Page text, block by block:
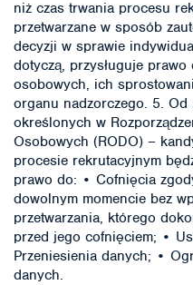
niż czas trwania procesu
przetwarzane w sposób
decyzji w sprawie
dotyczą, przysługuje
osobowych, ich
organu nadzorczego. 5.
określonych w
Osobowych (RODO) –
procesie rekrutacyjnym
prawo do: • Cofnięcia
dowolnym momencie bez
przetwarzania, którego
przed jego cofnięciem; •
Przeniesienia danych; •
danych.